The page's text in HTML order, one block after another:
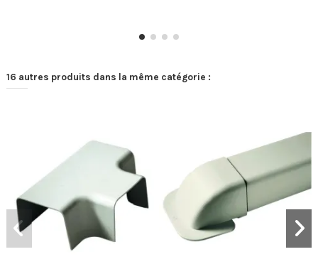
16 autres produits dans la même catégorie :